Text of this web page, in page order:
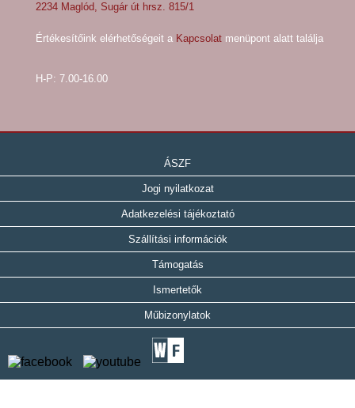
2234 Maglód, Sugár út hrsz. 815/1
Értékesítőink elérhetőségeit a Kapcsolat menüpont alatt találja
H-P: 7.00-16.00
ÁSZF
Jogi nyilatkozat
Adatkezelési tájékoztató
Szállítási információk
Támogatás
Ismertetők
Műbizonylatok